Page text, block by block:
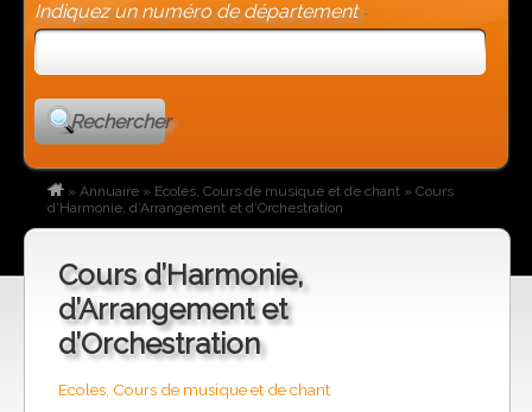
Indiquez un numéro de département -
Rechercher
» Annuaire » Ecoles, Cours de musique et de chant » Cours
d’Harmonie, d’Arrangement et d’Orchestration
Cours d’Harmonie,
d’Arrangement et
d’Orchestration
Ecoles, Cours de musique et de chant